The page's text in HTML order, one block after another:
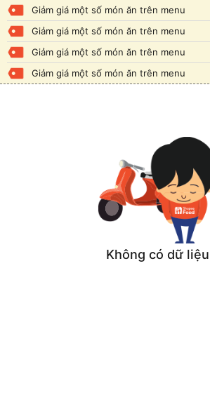
Giảm giá một số món ăn trên menu
Giảm giá một số món ăn trên menu
Giảm giá một số món ăn trên menu
Giảm giá một số món ăn trên menu
Không có dữ liệu